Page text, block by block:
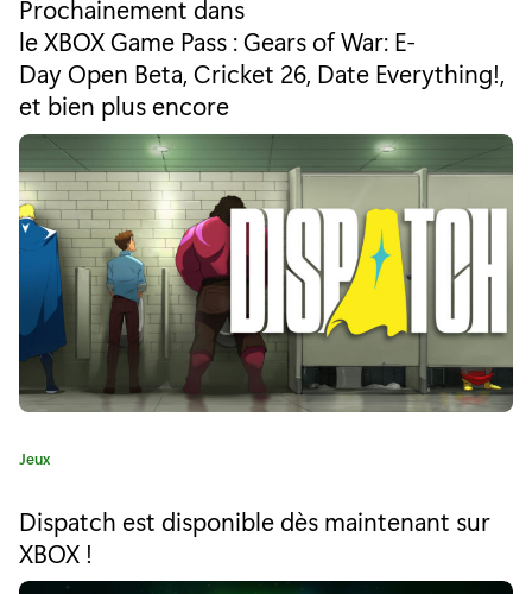
l
A
r
t
e
n
p
r
o
t
é
g
o
i
e
:
Prochainement dans
le XBOX Game Pass : Gears of War: E-
Day Open Beta, Cricket 26, Date Everything!,
et bien plus encore
C
é
g
o
Jeux
Dispatch est disponible dès maintenant sur
XBOX !